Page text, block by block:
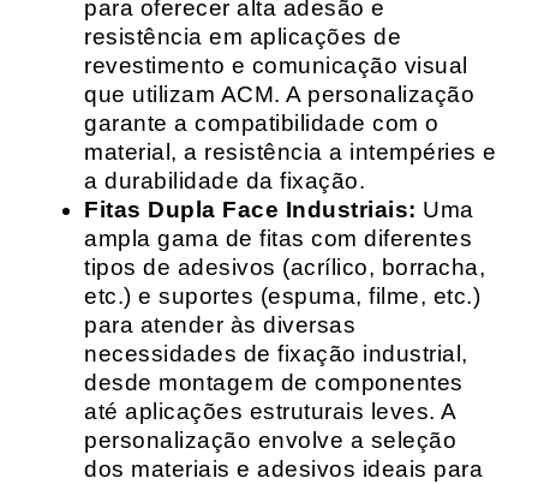
para oferecer alta adesão e
resistência em aplicações de
revestimento e comunicação visual
que utilizam ACM. A personalização
garante a compatibilidade com o
material, a resistência a intempéries e
a durabilidade da fixação.
Fitas Dupla Face Industriais: Uma
ampla gama de fitas com diferentes
tipos de adesivos (acrílico, borracha,
etc.) e suportes (espuma, filme, etc.)
para atender às diversas
necessidades de fixação industrial,
desde montagem de componentes
até aplicações estruturais leves. A
personalização envolve a seleção
dos materiais e adesivos ideais para